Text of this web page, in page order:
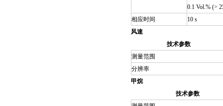
0.1 Vol.% (>
相应时间
10 s
风速
技术参数
测量范围
分辨率
甲烷
技术参数